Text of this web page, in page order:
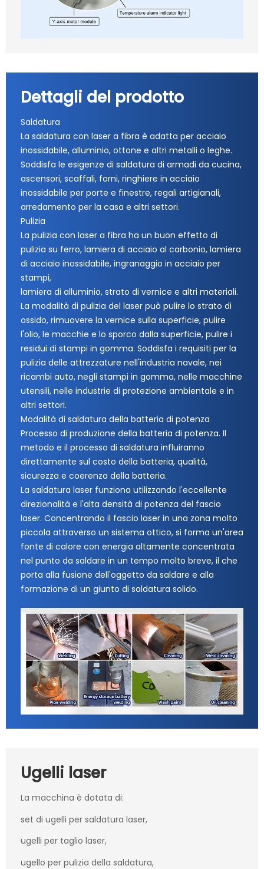
Dettagli del prodotto
Saldatura
La saldatura con laser a fibra è adatta per acciaio
inossidabile, alluminio, ottone e altri metalli o leghe.
Soddisfa le esigenze di saldatura di armadi da cucina,
ascensori, scaffali, forni, ringhiere in acciaio
inossidabile per porte e finestre, regali artigianali,
arredamento per la casa e altri settori.
Pulizia
La pulizia con laser a fibra ha un buon effetto di
pulizia su ferro, lamiera di acciaio al carbonio, lamiera
di acciaio inossidabile, ingranaggio in acciaio per
stampi,
lamiera di alluminio, strato di vernice e altri materiali.
La modalità di pulizia del laser può pulire lo strato di
ossido, rimuovere la vernice sulla superficie, pulire
l'olio, le macchie e lo sporco dalla superficie, pulire i
residui di stampi in gomma. Soddisfa i requisiti per la
pulizia delle attrezzature nell'industria navale, nei
ricambi auto, negli stampi in gomma, nelle macchine
utensili, nelle industrie di protezione ambientale e in
altri settori.
Modalità di saldatura della batteria di potenza
Processo di produzione della batteria di potenza. Il
metodo e il processo di saldatura influiranno
direttamente sul costo della batteria, qualità,
sicurezza e coerenza della batteria.
La saldatura laser funziona utilizzando l'eccellente
direzionalità e l'alta densità di potenza del fascio
laser. Concentrando il fascio laser in una zona molto
piccola attraverso un sistema ottico, si forma un'area
fonte di calore con energia altamente concentrata
nel punto da saldare in un tempo molto breve, il che
porta alla fusione dell'oggetto da saldare e alla
formazione di un giunto di saldatura solido.
Ugelli laser
La macchina è dotata di:
set di ugelli per saldatura laser,
ugelli per taglio laser,
ugello per pulizia della saldatura,